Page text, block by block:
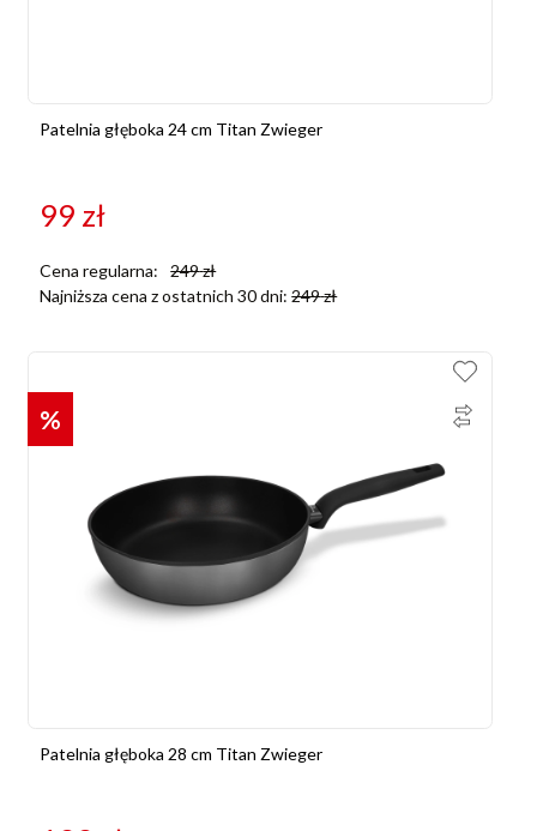
Patelnia głęboka 24 cm Titan Zwieger
99 zł
Cena regularna: 249zł
Najniższa cena z ostatnich 30 dni:249zł
%
Patelnia głęboka 28 cm Titan Zwieger